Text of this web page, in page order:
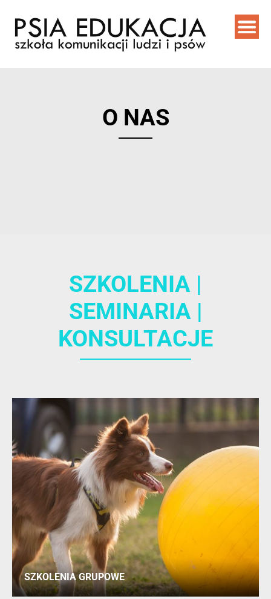
O NAS
SZKOLENIA |
SEMINARIA |
KONSULTACJE
SZKOLENIA GRUPOWE